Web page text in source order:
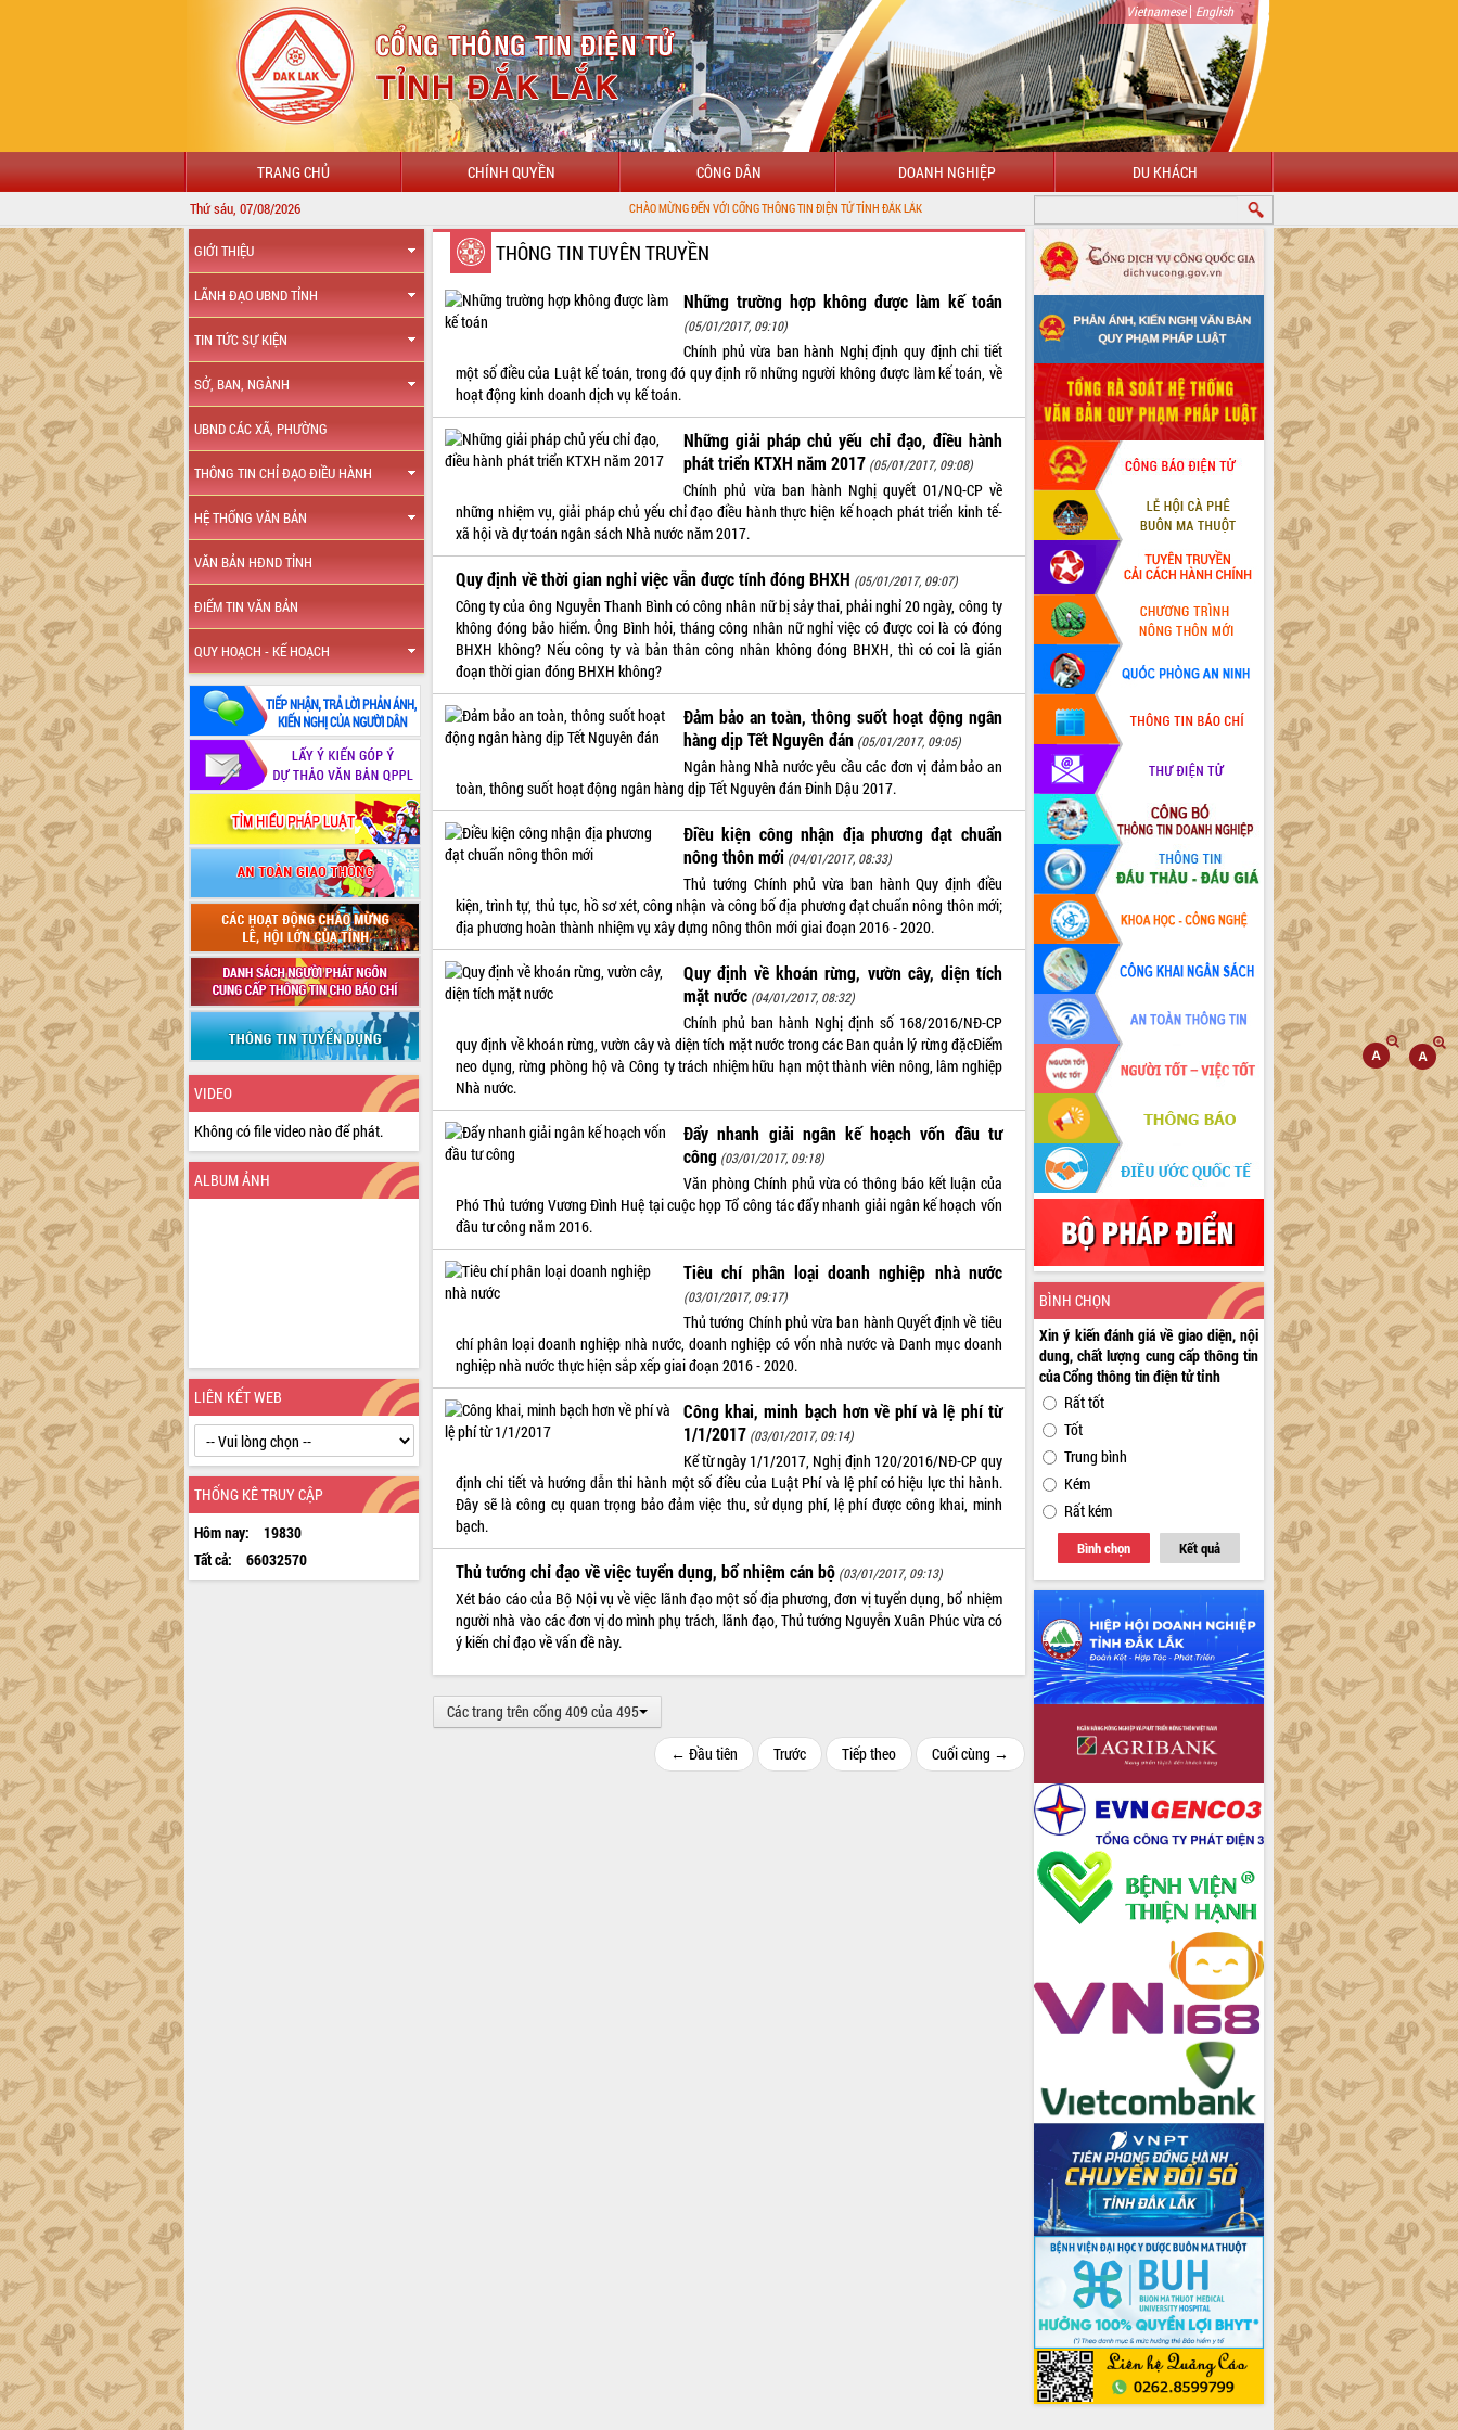
Vietnamese| English
TRANG CHỦ CHÍNH QUYỀN CÔNG DÂN DOANH NGHIỆP DU KHÁCH
Thứ sáu, 07/08/2026 CHÀO MỪNG ĐẾN VỚI CỔNG THÔNG TIN ĐIỆN TỬ TỈNH ĐẮK LẮK
GIỚI THIỆU
LÃNH ĐẠO UBND TỈNH
TIN TỨC SỰ KIỆN
SỞ, BAN, NGÀNH
UBND CÁC XÃ, PHƯỜNG
THÔNG TIN CHỈ ĐẠO ĐIỀU HÀNH
HỆ THỐNG VĂN BẢN
VĂN BẢN HĐND TỈNH
ĐIỂM TIN VĂN BẢN
QUY HOẠCH - KẾ HOẠCH
VIDEO
Không có file video nào để phát.
ALBUM ẢNH
LIÊN KẾT WEB
THỐNG KÊ TRUY CẬP
Hôm nay:
19830
Tất cả:
66032570
THÔNG TIN TUYÊN TRUYỀN
Những trường hợp không được làm kế toán
(05/01/2017, 09:10)
Chính phủ vừa ban hành Nghị định quy định chi tiết
một số điều của Luật kế toán, trong đó quy định rõ những người không được làm kế toán, về
hoạt động kinh doanh dịch vụ kế toán.
Những giải pháp chủ yếu chỉ đạo, điều hành
phát triển KTXH năm 2017 (05/01/2017, 09:08)
Chính phủ vừa ban hành Nghị quyết 01/NQ-CP về
những nhiệm vụ, giải pháp chủ yếu chỉ đạo điều hành thực hiện kế hoạch phát triển kinh tế-
xã hội và dự toán ngân sách Nhà nước năm 2017.
Quy định về thời gian nghỉ việc vẫn được tính đóng BHXH (05/01/2017, 09:07)
Công ty của ông Nguyễn Thanh Bình có công nhân nữ bị sảy thai, phải nghỉ 20 ngày, công ty
không đóng bảo hiểm. Ông Bình hỏi, tháng công nhân nữ nghỉ việc có được coi là có đóng
BHXH không? Nếu công ty và bản thân công nhân không đóng BHXH, thì có coi là gián
đoạn thời gian đóng BHXH không?
Đảm bảo an toàn, thông suốt hoạt động ngân
hàng dịp Tết Nguyên đán (05/01/2017, 09:05)
Ngân hàng Nhà nước yêu cầu các đơn vị đảm bảo an
toàn, thông suốt hoạt động ngân hàng dịp Tết Nguyên đán Đinh Dậu 2017.
Điều kiện công nhận địa phương đạt chuẩn
nông thôn mới (04/01/2017, 08:33)
Thủ tướng Chính phủ vừa ban hành Quy định điều
kiện, trình tự, thủ tục, hồ sơ xét, công nhận và công bố địa phương đạt chuẩn nông thôn mới;
địa phương hoàn thành nhiệm vụ xây dựng nông thôn mới giai đoạn 2016 - 2020.
Quy định về khoán rừng, vườn cây, diện tích
mặt nước (04/01/2017, 08:32)
Chính phủ ban hành Nghị định số 168/2016/NĐ-CP
quy định về khoán rừng, vườn cây và diện tích mặt nước trong các Ban quản lý rừng đặcĐiểm
neo dụng, rừng phòng hộ và Công ty trách nhiệm hữu hạn một thành viên nông, lâm nghiệp
Nhà nước.
Đẩy nhanh giải ngân kế hoạch vốn đầu tư
công (03/01/2017, 09:18)
Văn phòng Chính phủ vừa có thông báo kết luận của
Phó Thủ tướng Vương Đình Huệ tại cuộc họp Tổ công tác đẩy nhanh giải ngân kế hoạch vốn
đầu tư công năm 2016.
Tiêu chí phân loại doanh nghiệp nhà nước
(03/01/2017, 09:17)
Thủ tướng Chính phủ vừa ban hành Quyết định về tiêu
chí phân loại doanh nghiệp nhà nước, doanh nghiệp có vốn nhà nước và Danh mục doanh
nghiệp nhà nước thực hiện sắp xếp giai đoạn 2016 - 2020.
Công khai, minh bạch hơn về phí và lệ phí từ
1/1/2017 (03/01/2017, 09:14)
Kể từ ngày 1/1/2017, Nghị định 120/2016/NĐ-CP quy
định chi tiết và hướng dẫn thi hành một số điều của Luật Phí và lệ phí có hiệu lực thi hành.
Đây sẽ là công cụ quan trọng bảo đảm việc thu, sử dụng phí, lệ phí được công khai, minh
bạch.
Thủ tướng chỉ đạo về việc tuyển dụng, bổ nhiệm cán bộ (03/01/2017, 09:13)
Xét báo cáo của Bộ Nội vụ về việc lãnh đạo một số địa phương, đơn vị tuyển dụng, bổ nhiệm
người nhà vào các đơn vị do mình phụ trách, lãnh đạo, Thủ tướng Nguyễn Xuân Phúc vừa có
ý kiến chỉ đạo về vấn đề này.
Các trang trên cổng 409 của 495
← Đầu tiên Trước Tiếp theo Cuối cùng →
BÌNH CHỌN
Xin ý kiến đánh giá về giao diện, nội
dung, chất lượng cung cấp thông tin
của Cổng thông tin điện tử tỉnh
Rất tốt
Tốt
Trung bình
Kém
Rất kém
Bình chọn Kết quả